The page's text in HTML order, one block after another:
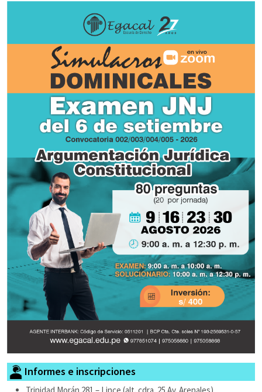
Informes e inscripciones